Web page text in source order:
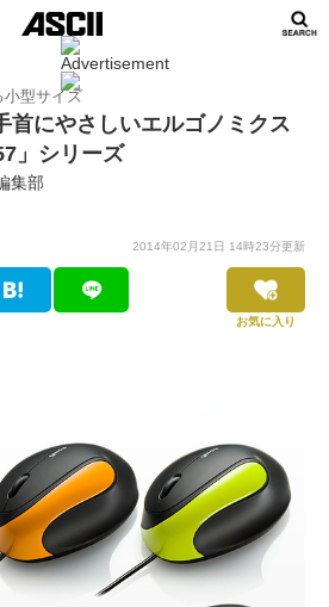
小型サイズ
首にやさしいエルゴノミクス
」シリーズ
集部
2014年02月21日 14時23分更新
お気に入り